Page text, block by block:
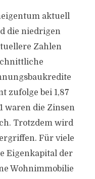
aktuell
die niedrigen
Zahlen
zufolge bei 1,87
waren die Zinsen
Trotzdem wird
Für viele
Eigenkapital der
Wohnimmobilie